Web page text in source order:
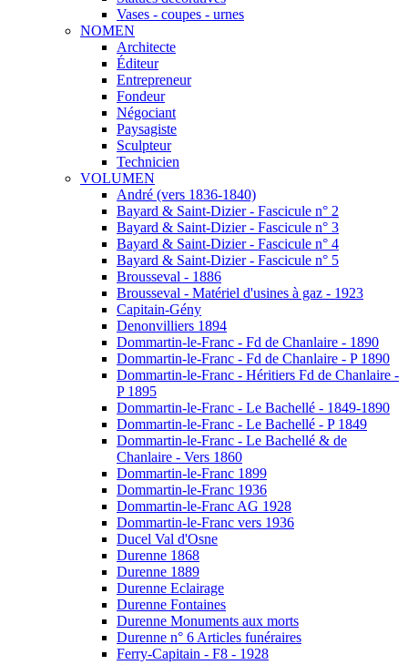
Vases - coupes - urnes
NOMEN
Architecte
Éditeur
Entrepreneur
Fondeur
Négociant
Paysagiste
Sculpteur
Technicien
VOLUMEN
André (vers 1836-1840)
Bayard & Saint-Dizier - Fascicule n° 2
Bayard & Saint-Dizier - Fascicule n° 3
Bayard & Saint-Dizier - Fascicule n° 4
Bayard & Saint-Dizier - Fascicule n° 5
Brousseval - 1886
Brousseval - Matériel d'usines à gaz - 1923
Capitain-Gény
Denonvilliers 1894
Dommartin-le-Franc - Fd de Chanlaire - 1890
Dommartin-le-Franc - Fd de Chanlaire - P 1890
Dommartin-le-Franc - Héritiers Fd de Chanlaire -
P 1895
Dommartin-le-Franc - Le Bachellé - 1849-1890
Dommartin-le-Franc - Le Bachellé - P 1849
Dommartin-le-Franc - Le Bachellé & de
Chanlaire - Vers 1860
Dommartin-le-Franc 1899
Dommartin-le-Franc 1936
Dommartin-le-Franc AG 1928
Dommartin-le-Franc vers 1936
Ducel Val d'Osne
Durenne 1868
Durenne 1889
Durenne Eclairage
Durenne Fontaines
Durenne Monuments aux morts
Durenne n° 6 Articles funéraires
Ferry-Capitain - F8 - 1928